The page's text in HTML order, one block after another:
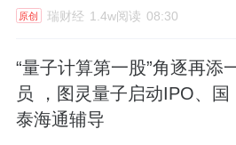
原创 瑞财经 1.4w阅读 08:30
“量子计算第一股”角逐再添
员 ，图灵量子启动IPO、国
泰海通辅导